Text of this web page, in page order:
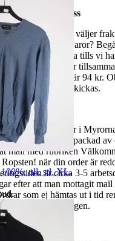
handlar hos oss
på Tradera och väljer
samfraktar fler varor?
med att betala tills vi
upp till fyra varor
Samfraktspriset är 94 kr.
inte kan skickas.
hämtas din order i
den har blivit packad av
mail med rubriken
när din order är
är cirka 3-5
efter att man mottagit
som ej hämtas ut i tid
från återbetalningen.
100%, ull, stl. XL.
.